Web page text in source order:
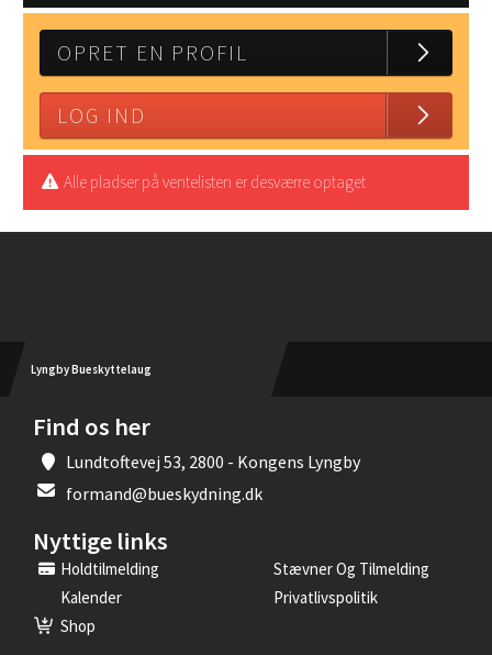
OPRET EN PROFIL
LOG IND
Alle pladser på ventelisten er desværre optaget
Lyngby Bueskyttelaug
Find os her
Lundtoftevej 53, 2800 - Kongens Lyngby
formand@bueskydning.dk
Nyttige links
Holdtilmelding
Stævner Og Tilmelding
Kalender
Privatlivspolitik
Shop